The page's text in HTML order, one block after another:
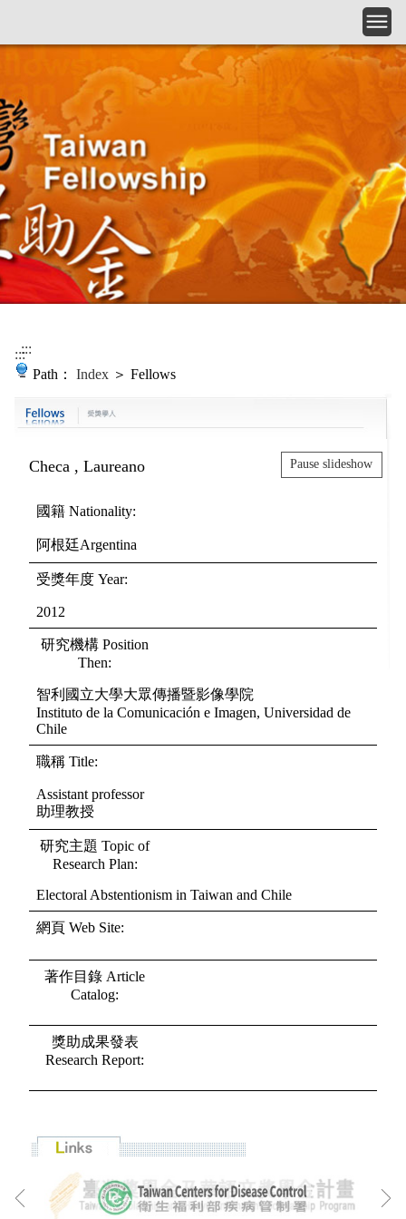
::::::
Path： Index ＞ Fellows
Checa , Laureano
國籍 Nationality:
阿根廷Argentina
受獎年度 Year:
2012
研究機構 Position
Then:
智利國立大學大眾傳播暨影像學院
Instituto de la Comunicación e Imagen, Universidad de
Chile
職稱 Title:
Assistant professor
助理教授
研究主題 Topic of
Research Plan:
Electoral Abstentionism in Taiwan and Chile
網頁 Web Site:
著作目錄 Article
Catalog:
獎助成果發表
Research Report:
Pause slideshow